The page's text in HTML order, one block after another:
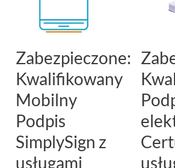
Zabezpieczone:
Kwalifikowany
Mobilny
Podpis
SimplySign z
usługami